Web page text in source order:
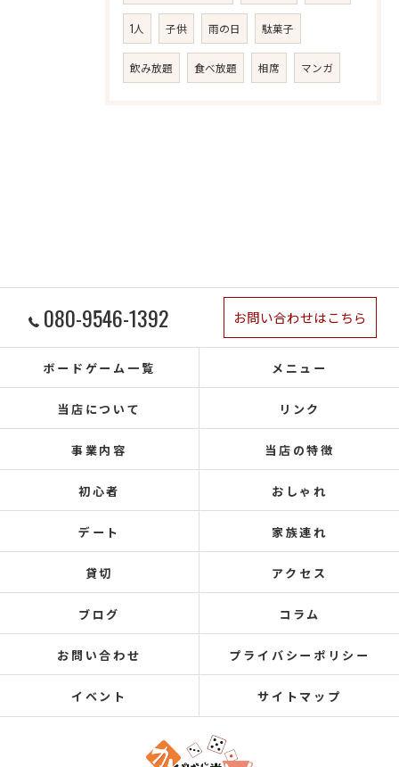
1人 子供 雨の日 駄菓子
飲み放題 食べ放題 相席 マンガ
080-9546-1392 お問い合わせはこちら
ボードゲーム一覧 メニュー
当店について リンク
事業内容 当店の特徴
初心者 おしゃれ
デート 家族連れ
貸切 アクセス
ブログ コラム
お問い合わせ プライバシーポリシー
イベント サイトマップ